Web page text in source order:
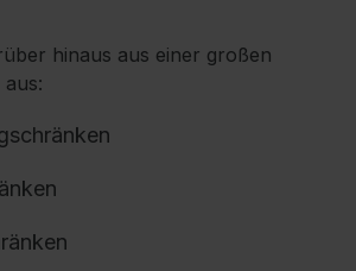
hinaus aus einer großen